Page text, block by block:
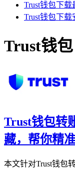
Trust钱包下载
Trust钱包下载
Trust钱包
Trust钱包转
藏，帮你精
本文针对Trust钱包